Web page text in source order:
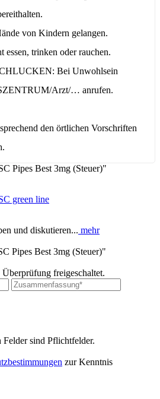
von Kindern gelangen.
essen, trinken oder rauchen.
Bei Unwohlsein
Arzt/… anrufen.
den örtlichen Vorschriften
Pipes Best 3mg (Steuer)"
green line
und diskutieren... mehr
Pipes Best 3mg (Steuer)"
freigeschaltet.
sind Pflichtfelder.
zur Kenntnis